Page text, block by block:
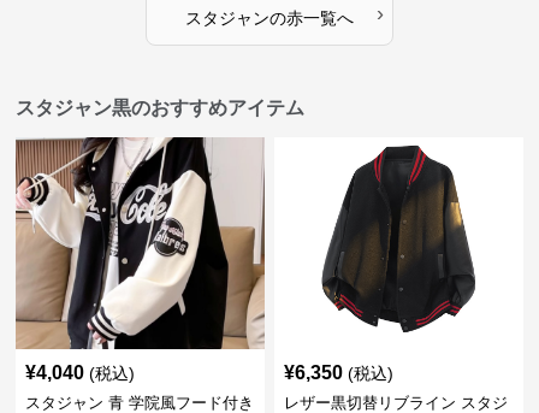
スタジャンの赤一覧へ ›
スタジャン黒のおすすめアイテム
¥4,040 (税込)
スタジャン 青 学院風フード付き
¥6,350 (税込)
レザー黒切替リブライン スタジ